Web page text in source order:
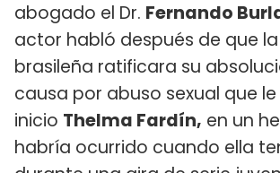
abogado el Dr. Fernando
actor habló después de que
brasileña ratificara su
causa por abuso sexual que le
inicio Thelma Fardín, en un
habría ocurrido cuando ella